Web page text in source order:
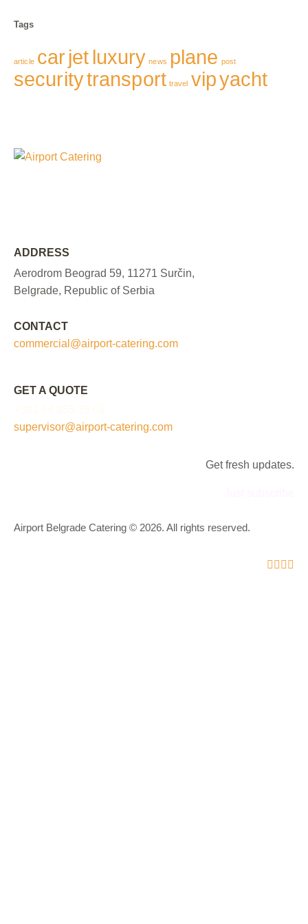
Tags
article carjet luxury news plane post
securitytransport travel vipyacht
ADDRESS
Aerodrom Beograd 59, 11271 Surčin,
Belgrade, Republic of Serbia
CONTACT
commercial@airport-catering.com
GET A QUOTE
supervisor@airport-catering.com
Get fresh updates.
Airport Belgrade Catering © 2026. All rights reserved.